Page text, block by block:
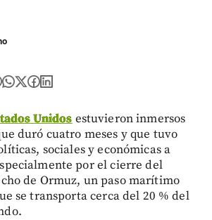
Unidos estuvieron inmersos
duró cuatro meses y que tuvo
sociales y económicas a
por el cierre del
de Ormuz, un paso marítimo
se transporta cerca del 20 % del